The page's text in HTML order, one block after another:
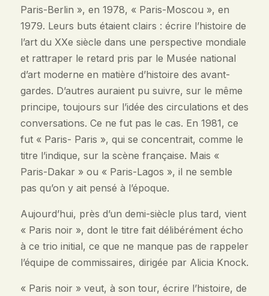
Paris-Berlin », en 1978, « Paris-Moscou », en
1979. Leurs buts étaient clairs : écrire l’histoire de
l’art du XXe siècle dans une perspective mondiale
et rattraper le retard pris par le Musée national
d’art moderne en matière d’histoire des avant-
gardes. D’autres auraient pu suivre, sur le même
principe, toujours sur l’idée des circulations et des
conversations. Ce ne fut pas le cas. En 1981, ce
fut « Paris- Paris », qui se concentrait, comme le
titre l’indique, sur la scène française. Mais «
Paris-Dakar » ou « Paris-Lagos », il ne semble
pas qu’on y ait pensé à l’époque.
Aujourd’hui, près d’un demi-siècle plus tard, vient
« Paris noir », dont le titre fait délibérément écho
à ce trio initial, ce que ne manque pas de rappeler
l’équipe de commissaires, dirigée par Alicia Knock.
« Paris noir » veut, à son tour, écrire l’histoire, de